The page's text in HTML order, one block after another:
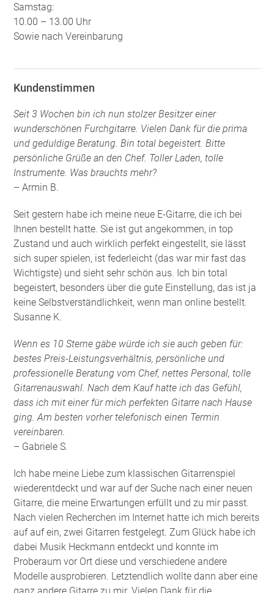
Samstag:
10.00 – 13.00 Uhr
Sowie nach Vereinbarung
Kundenstimmen
Seit 3 Wochen bin ich nun stolzer Besitzer einer
wunderschönen Furchgitarre. Vielen Dank für die prima
und geduldige Beratung. Bin total begeistert. Bitte
persönliche Grüße an den Chef. Toller Laden, tolle
Instrumente. Was brauchts mehr?
– Armin B.
Seit gestern habe ich meine neue E-Gitarre, die ich bei
Ihnen bestellt hatte. Sie ist gut angekommen, in top
Zustand und auch wirklich perfekt eingestellt, sie lässt
sich super spielen, ist federleicht (das war mir fast das
Wichtigste) und sieht sehr schön aus. Ich bin total
begeistert, besonders über die gute Einstellung, das ist ja
keine Selbstverständlichkeit, wenn man online bestellt.
Susanne K.
Wenn es 10 Sterne gäbe würde ich sie auch geben für:
bestes Preis-Leistungsverhältnis, persönliche und
professionelle Beratung vom Chef, nettes Personal, tolle
Gitarrenauswahl. Nach dem Kauf hatte ich das Gefühl,
dass ich mit einer für mich perfekten Gitarre nach Hause
ging. Am besten vorher telefonisch einen Termin
vereinbaren.
– Gabriele S.
Ich habe meine Liebe zum klassischen Gitarrenspiel
wiederentdeckt und war auf der Suche nach einer neuen
Gitarre, die meine Erwartungen erfüllt und zu mir passt.
Nach vielen Recherchen im Internet hatte ich mich bereits
auf auf ein, zwei Gitarren festgelegt. Zum Glück habe ich
dabei Musik Heckmann entdeckt und konnte im
Proberaum vor Ort diese und verschiedene andere
Modelle ausprobieren. Letztendlich wollte dann aber eine